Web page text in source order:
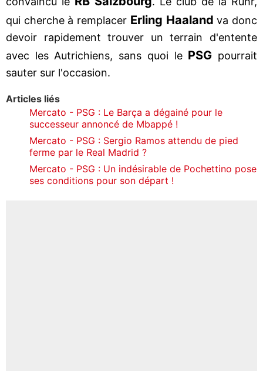
qui cherche à remplacer Erling Haaland va donc
devoir rapidement trouver un terrain d'entente
avec les Autrichiens, sans quoi le PSG pourrait
sauter sur l'occasion.
Articles liés
Mercato - PSG : Le Barça a dégainé pour le
successeur annoncé de Mbappé !
Mercato - PSG : Sergio Ramos attendu de pied
ferme par le Real Madrid ?
Mercato - PSG : Un indésirable de Pochettino pose
ses conditions pour son départ !